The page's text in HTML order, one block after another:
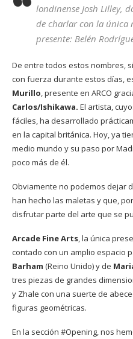
londinense Josh Lilley,
de charlar con la única
presente: Belén
De entre todos estos nombres,
con fuerza durante estos días,
Murillo, presente en ARCO
Carlos/Ishikawa. El artista,
fáciles, ha desarrollado
en la capital británica. Hoy, ya
medio mundo y su paso por
poco más de él.
Obviamente no podemos dejar
han hecho las maletas y que,
disfrutar parte del arte que se
Arcade Fine Arts, la única
contado con un amplio espacio
Barham (Reino Unido) y de
tres piezas de grandes
y Zhale con una suerte de
figuras geométricas.
En la sección #Opening, nos